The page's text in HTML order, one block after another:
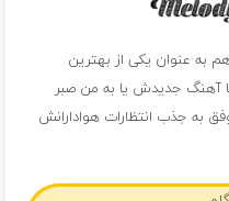
به عنوان یکی از بهترین
آهنگ جدیدش یا به من صبر
به جذب انتظارات هوادارانش